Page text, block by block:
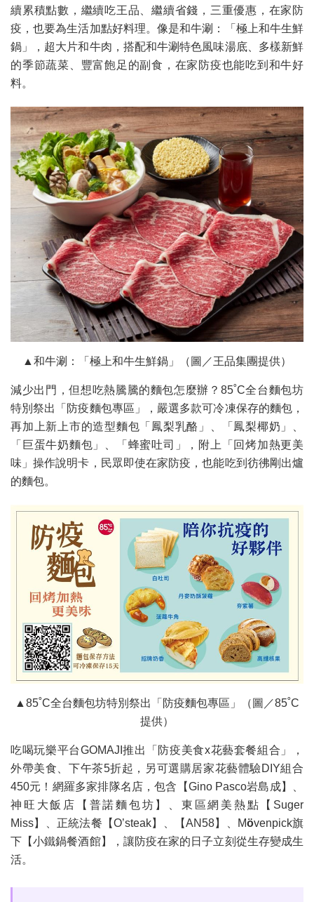
續累積點數，繼續吃王品、繼續省錢，三重優惠，在家防
疫，也要為生活加點好料理。像是和牛涮：「極上和牛生鮮
鍋」，超大片和牛肉，搭配和牛涮特色風味湯底、多樣新鮮
的季節蔬菜、豐富飽足的副食，在家防疫也能吃到和牛好
料。
▲和牛涮：「極上和牛生鮮鍋」（圖／王品集團提供）
減少出門，但想吃熱騰騰的麵包怎麼辦？85˚C全台麵包坊
特別祭出「防疫麵包專區」，嚴選多款可冷凍保存的麵包，
再加上新上市的造型麵包「鳳梨乳酪」、「鳳梨椰奶」、
「巨蛋牛奶麵包」、「蜂蜜吐司」，附上「回烤加熱更美
味」操作說明卡，民眾即使在家防疫，也能吃到彷彿剛出爐
的麵包。
▲85˚C全台麵包坊特別祭出「防疫麵包專區」（圖／85˚C
提供）
吃喝玩樂平台GOMAJI推出「防疫美食x花藝套餐組合」，
外帶美食、下午茶5折起，另可選購居家花藝體驗DIY組合
450元！網羅多家排隊名店，包含【Gino Pasco岩島成】、
神旺大飯店【普諾麵包坊】、東區網美熱點【Suger
Miss】、正統法餐【O’steak】、【AN58】、Mövenpick旗
下【小鐵鍋餐酒館】，讓防疫在家的日子立刻從生存變成生
活。